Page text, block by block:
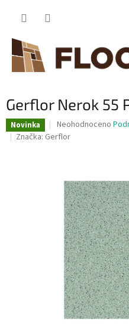
Gerflor Nerok 55
Novinka
Průměrné
hodnocení
hvězdiček.
Neohodnoceno
Značka: Gerflor